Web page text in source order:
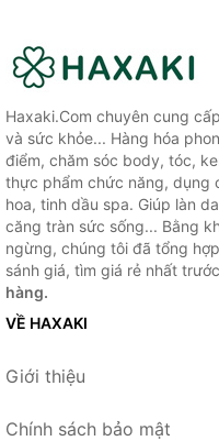
Haxaki.Com chuyên cung
và sức khỏe... Hàng hóa
điểm, chăm sóc body, tóc,
thực phẩm chức năng, dụng
hoa, tinh dầu spa. Giúp làn
căng tràn sức sống... Bằng
ngừng, chúng tôi đã tổng
sánh giá, tìm giá rẻ nhất
hàng.
VỀ HAXAKI
Giới thiệu
Chính sách bảo mật